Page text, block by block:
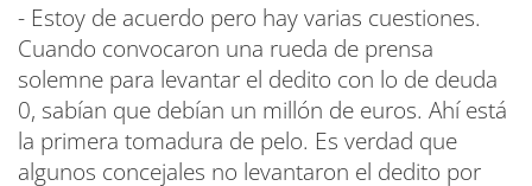
- Estoy de acuerdo pero hay varias cuestiones.
Cuando convocaron una rueda de prensa
solemne para levantar el dedito con lo de deuda
0, sabían que debían un millón de euros. Ahí está
la primera tomadura de pelo. Es verdad que
algunos concejales no levantaron el dedito por